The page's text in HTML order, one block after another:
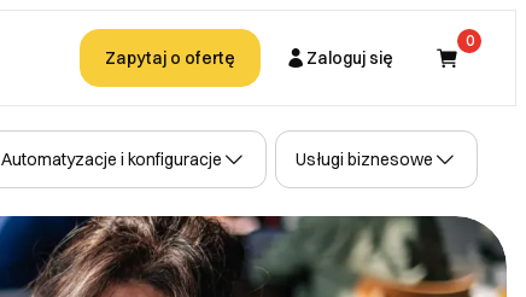
Zapytaj o ofertę Zaloguj się
Kupujący
0
Automatyzacje i konfiguracje Usługi biznesowe